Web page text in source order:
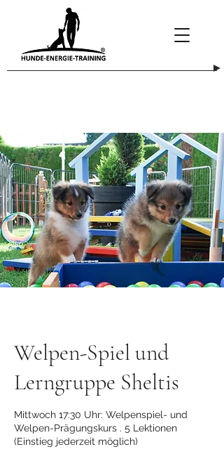
Welpen-Spiel und
Lerngruppe Sheltis
Mittwoch 17:30 Uhr: Welpenspiel- und
Welpen-Prägungskurs . 5 Lektionen
(Einstieg jederzeit möglich)